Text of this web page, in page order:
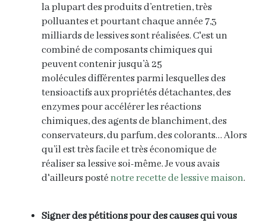
la plupart des produits d’entretien, très
polluantes et pourtant chaque année 7,3
milliards de lessivessont réalisées. C'est un
combiné de composants chimiques qui
peuvent contenir jusqu’à25
moléculesdifférentes parmi lesquelles des
tensioactifs aux propriétés détachantes, des
enzymes pour accélérer les réactions
chimiques, des agents de blanchiment, des
conservateurs, du parfum, des colorants… Alors
qu’il est très facile et très économique de
réaliser sa lessive soi-même. Je vous avais
d'ailleurs posténotre recette de lessive maison.
Signer des pétitions pour des causes qui vous